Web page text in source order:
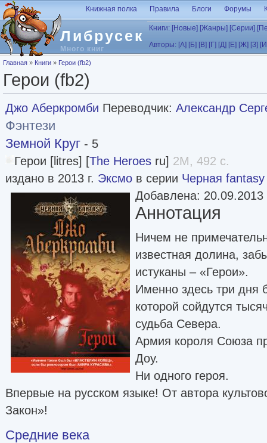
Перейти к основному содержанию
Либрусек
Много книг
Книжная полка Правила Блоги Форумы
Книги: [Новые] [Жанры] [Серии]
Авторы: [А] [Б] [В] [Г] [Д] [Е] [Ж] [З]
Вы здесь
Главная » Книги » Герои (fb2)
Герои (fb2)
Джо Аберкромби Переводчик: Александр
Фэнтези
Земной Круг - 5
Герои [litres] [The Heroes ru] 2M, 492 с.
издано в 2013 г. Эксмо в серии Черная fantasy
Добавлена: 20.09.2013
Аннотация
Ничем не
известная долина,
истуканы – «Герои».
Именно здесь три дня
которой сойдутся
судьба Севера.
Армия короля Союза
Доу.
Ни одного героя.
Впервые на русском языке! От автора
Закон»!
Средние века